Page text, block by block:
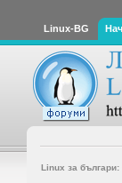
Linux-BG
Linux за